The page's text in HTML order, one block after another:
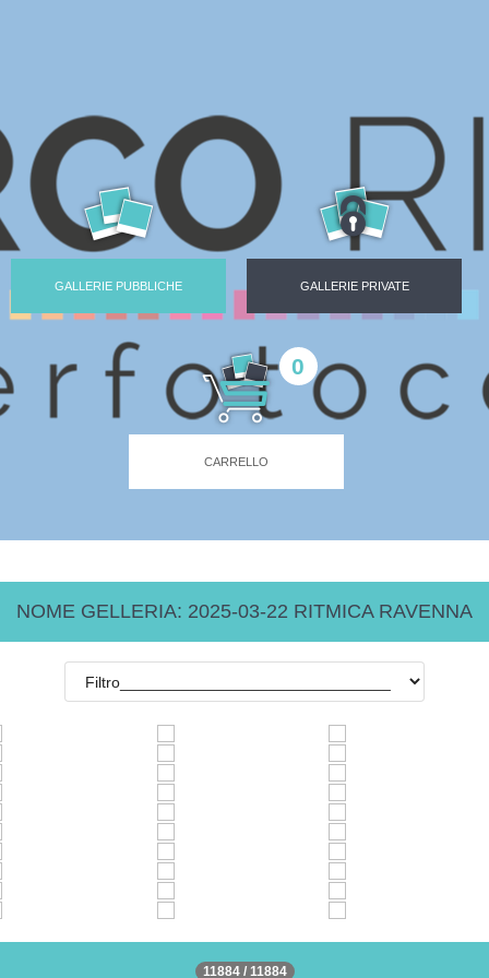
GALLERIE PUBBLICHE GALLERIE PRIVATE
0
CARRELLO
NOME GELLERIA: 2025-03-22 RITMICA RAVENNA
11884 / 11884